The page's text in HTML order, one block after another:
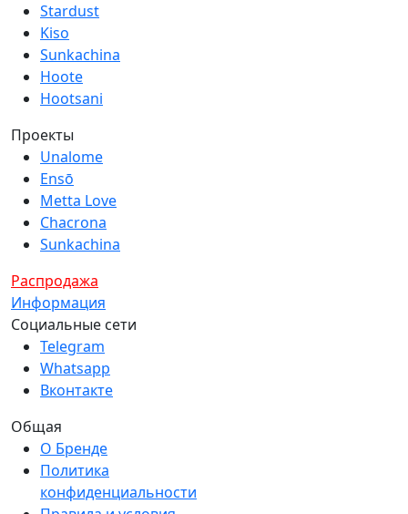
Stardust
Kiso
Sunkachina
Hoote
Hootsani
Проекты
Unalome
Ensō
Metta Love
Chacrona
Sunkachina
Распродажа
Информация
Социальные сети
Telegram
Whatsapp
Вконтакте
Общая
О Бренде
Политика
конфиденциальности